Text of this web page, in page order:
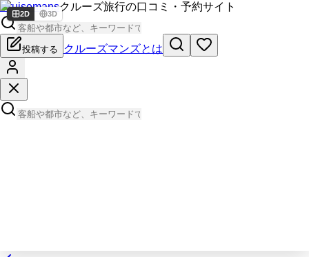
Cruisemansクルーズ旅行の口コミ・予約サイト
投稿する クルーズマンズとは
2D 3D